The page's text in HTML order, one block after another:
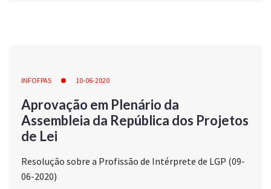
INFOFPAS 10-06-2020
Aprovação em Plenário da
Assembleia da República dos Projetos
de Lei
Resolução sobre a Profissão de Intérprete de LGP (09-
06-2020)